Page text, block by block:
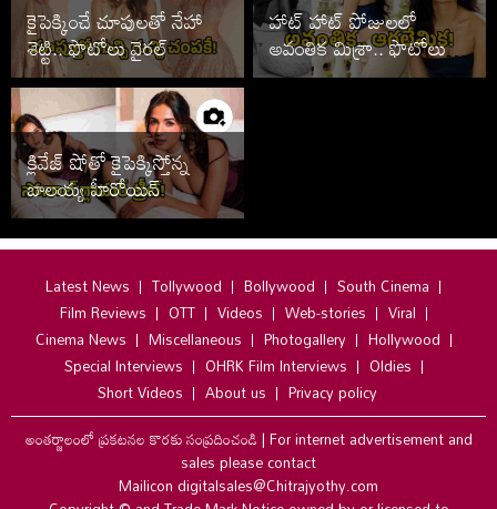
కైపెక్కించే చూపులతో నేహా
శెట్టి.. ఫొటోలు వైరల్
హాట్ హాట్ పోజులలో
అవంతిక మిశ్రా.. ఫొటోలు
వైరల్
క్లివేజ్ షోతో కైపెక్కిస్తోన్న
బాలయ్య హీరోయిన్
Latest News Tollywood Bollywood
South Cinema
Film Reviews
OTT Videos Web-stories
Viral
Cinema News
Miscellaneous Photogallery
Hollywood
Special Interviews
OHRK Film Interviews
Oldies
Short Videos
About us
Privacy policy
అంతర్జాలంలో ప్రకటనల కొరకు సంప్రదించండి|For internet advertisement and
sales please contact
Mailicon digitalsales@Chitrajyothy.com